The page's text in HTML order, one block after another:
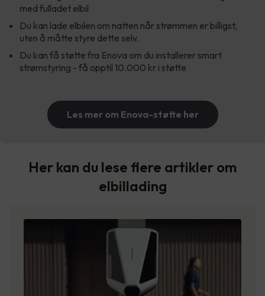
med fulladet elbil
Du kan lade elbilen om natten når strømmen er billigst,
uten å måtte styre dette selv.
Du kan få støtte fra Enova om du installerer smart
strømstyring - få opptil 10.000 kr i støtte
Les mer om Enova-støtte her
Her kan du lese flere artikler om
elbillading